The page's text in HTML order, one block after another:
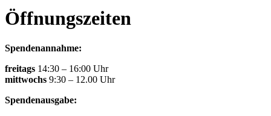
Öffnungszeiten
Spendenannahme:
freitags 14:30 – 16:00 Uhr
mittwochs 9:30 – 12.00 Uhr
Spendenausgabe: